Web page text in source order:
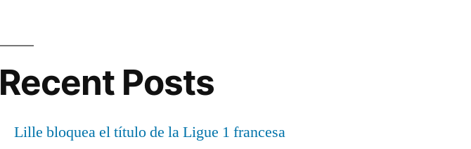
Recent Posts
Lille bloquea el título de la Ligue 1 francesa